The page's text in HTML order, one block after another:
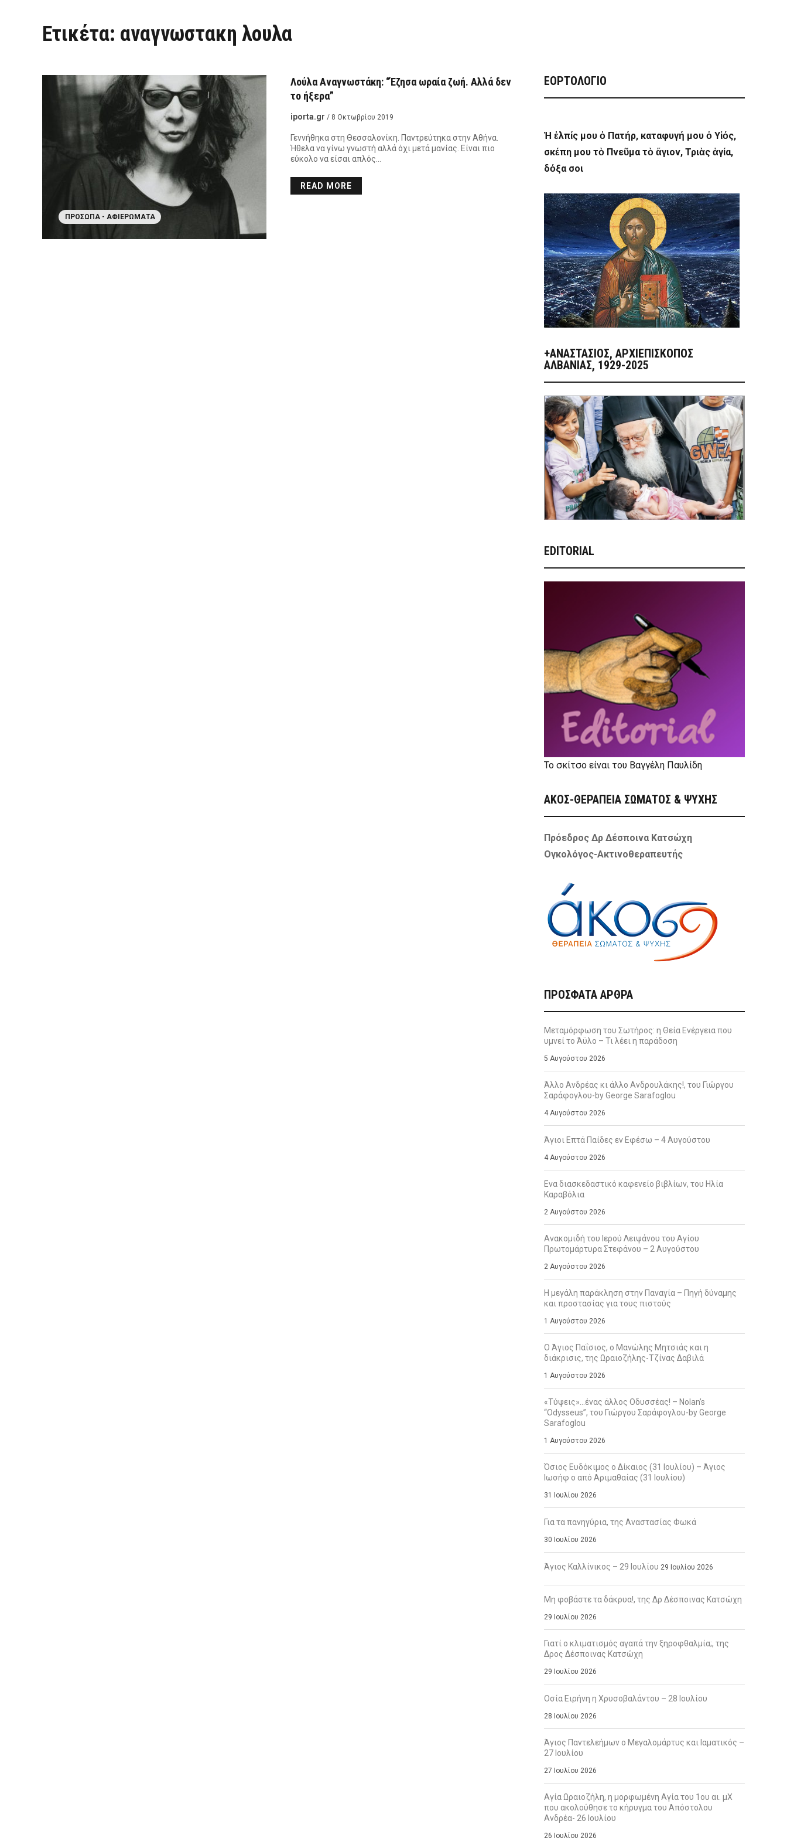
Ετικέτα: αναγνωστακη λουλα
ΠΡΌΣΩΠΑ - ΑΦΙΕΡΏΜΑΤΑ
Λούλα Αναγνωστάκη: “Έζησα ωραία ζωή. Αλλά δεν
το ήξερα”
iporta.gr / 8 Οκτωβρίου 2019
Γεννήθηκα στη Θεσσαλονίκη. Παντρεύτηκα στην Αθήνα.
Ήθελα να γίνω γνωστή αλλά όχι μετά μανίας. Είναι πιο
εύκολο να είσαι απλός…
READ MORE
ΕΟΡΤΟΛΟΓΙΟ
Ἡ ἐλπίς μου ὁ Πατήρ, καταφυγή μου ὁ Υἱός,
σκέπη μου τὸ Πνεῦμα τὸ ἅγιον, Τριὰς ἁγία,
δόξα σοι
+ΑΝΑΣΤΆΣΙΟΣ, ΑΡΧΙΕΠΊΣΚΟΠΟΣ
ΑΛΒΑΝΊΑΣ, 1929-2025
EDITORIAL
Το σκίτσο είναι του Βαγγέλη Παυλίδη
ΑΚΟΣ-ΘΕΡΑΠΕΙΑ ΣΩΜΑΤΟΣ & ΨΥΧΗΣ
Πρόεδρος Δρ Δέσποινα Κατσώχη
Ογκολόγος-Ακτινοθεραπευτής
ΠΡΌΣΦΑΤΑ ΆΡΘΡΑ
Μεταμόρφωση του Σωτήρος: η Θεία Ενέργεια που
υμνεί το Άϋλο – Τι λέει η παράδοση
5 Αυγούστου 2026
Άλλο Ανδρέας κι άλλο Ανδρουλάκης!, του Γιώργου
Σαράφογλου-by George Sarafoglou
4 Αυγούστου 2026
Άγιοι Επτά Παίδες εν Εφέσω – 4 Αυγούστου
4 Αυγούστου 2026
Ενα διασκεδαστικό καφενείο βιβλίων, του Ηλία
Καραβόλια
2 Αυγούστου 2026
Ανακομιδή του Ιερού Λειψάνου του Αγίου
Πρωτομάρτυρα Στεφάνου – 2 Αυγούστου
2 Αυγούστου 2026
Η μεγάλη παράκληση στην Παναγία – Πηγή δύναμης
και προστασίας για τους πιστούς
1 Αυγούστου 2026
Ο Άγιος Παΐσιος, ο Μανώλης Μητσιάς και η
διάκρισις, της Ωραιοζήλης-Τζίνας Δαβιλά
1 Αυγούστου 2026
«Τύψεις»…ένας άλλος Οδυσσέας! – Nolan’s
“Odysseus”, του Γιώργου Σαράφογλου-by George
Sarafoglou
1 Αυγούστου 2026
Όσιος Ευδόκιμος ο Δίκαιος (31 Ιουλίου) – Άγιος
Ιωσήφ ο από Αριμαθαίας (31 Ιουλίου)
31 Ιουλίου 2026
Για τα πανηγύρια, της Αναστασίας Φωκά
30 Ιουλίου 2026
Άγιος Καλλίνικος – 29 Ιουλίου 29 Ιουλίου 2026
Μη φοβάστε τα δάκρυα!, της Δρ Δέσποινας Κατσώχη
29 Ιουλίου 2026
Γιατί ο κλιματισμός αγαπά την ξηροφθαλμία;, της
Δρος Δέσποινας Κατσώχη
29 Ιουλίου 2026
Οσία Ειρήνη η Χρυσοβαλάντου – 28 Ιουλίου
28 Ιουλίου 2026
Άγιος Παντελεήμων ο Μεγαλομάρτυς και Ιαματικός –
27 Ιουλίου
27 Ιουλίου 2026
Αγία Ωραιοζήλη, η μορφωμένη Αγία του 1ου αι. μΧ
που ακολούθησε το κήρυγμα του Απόστολου
Ανδρέα- 26 Ιουλίου
26 Ιουλίου 2026